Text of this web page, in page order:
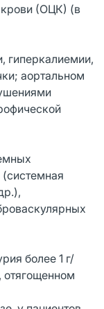
(ОЦК) (в
гиперкалиемии,
аортальном
(системная
более 1 г/
отягощенном